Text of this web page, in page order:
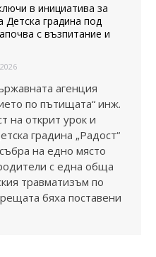
в инициатива за
Детска градина под
с възпитание и
агенция
по пътищата“ инж.
на открит урок и
градина „Радост“
на едно място
с една обща
травматизъм по
бяха поставени